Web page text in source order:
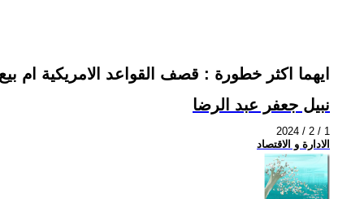
ايهما اكثر خطورة : قصف القواعد الامريكية ام
نبيل جعفر عبد الرضا
2024 / 2 / 1
الادارة و الاقتصاد